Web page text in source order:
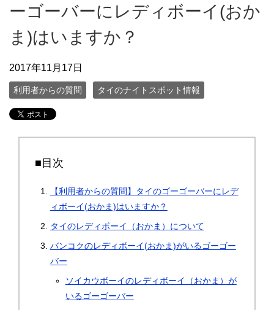
ーゴーバーにレディボーイ(おか
ま)はいますか？
2017年11月17日
利用者からの質問 タイのナイトスポット情報
■目次
【利用者からの質問】タイのゴーゴーバーにレデ
ィボーイ(おかま)はいますか？
タイのレディボーイ（おかま）について
バンコクのレディボーイ(おかま)がいるゴーゴー
バー
ソイカウボーイのレディボーイ（おかま）が
いるゴーゴーバー